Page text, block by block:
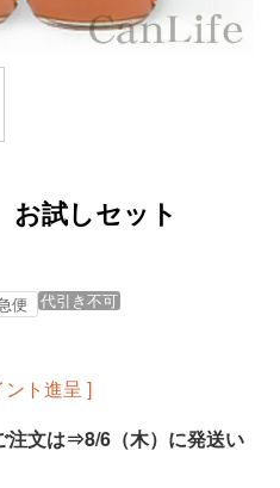
試しセット
便 代引き不可
ント進呈 ]
注文は⇒8/6（木）に発送い